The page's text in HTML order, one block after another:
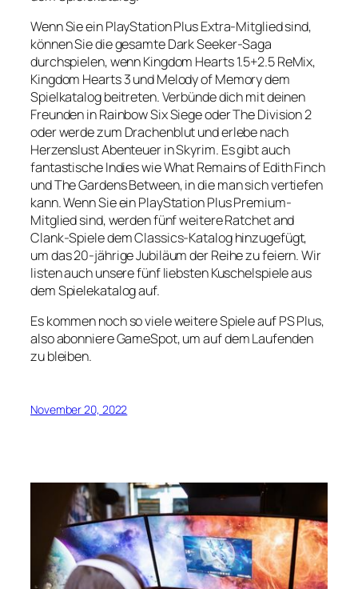
Wenn Sie ein PlayStation Plus Extra-Mitglied sind,
können Sie die gesamte Dark Seeker-Saga
durchspielen, wenn Kingdom Hearts 1.5+2.5 ReMix,
Kingdom Hearts 3 und Melody of Memory dem
Spielkatalog beitreten. Verbünde dich mit deinen
Freunden in Rainbow Six Siege oder The Division 2
oder werde zum Drachenblut und erlebe nach
Herzenslust Abenteuer in Skyrim. Es gibt auch
fantastische Indies wie What Remains of Edith Finch
und The Gardens Between, in die man sich vertiefen
kann. Wenn Sie ein PlayStation Plus Premium-
Mitglied sind, werden fünf weitere Ratchet and
Clank-Spiele dem Classics-Katalog hinzugefügt,
um das 20-jährige Jubiläum der Reihe zu feiern. Wir
listen auch unsere fünf liebsten Kuschelspiele aus
dem Spielekatalog auf.
Es kommen noch so viele weitere Spiele auf PS Plus,
also abonniere GameSpot, um auf dem Laufenden
zu bleiben.
November 20, 2022